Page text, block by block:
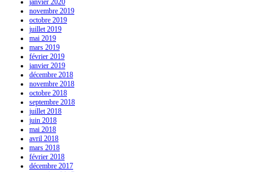
janvier 2020
novembre 2019
octobre 2019
juillet 2019
mai 2019
mars 2019
février 2019
janvier 2019
décembre 2018
novembre 2018
octobre 2018
septembre 2018
juillet 2018
juin 2018
mai 2018
avril 2018
mars 2018
février 2018
décembre 2017